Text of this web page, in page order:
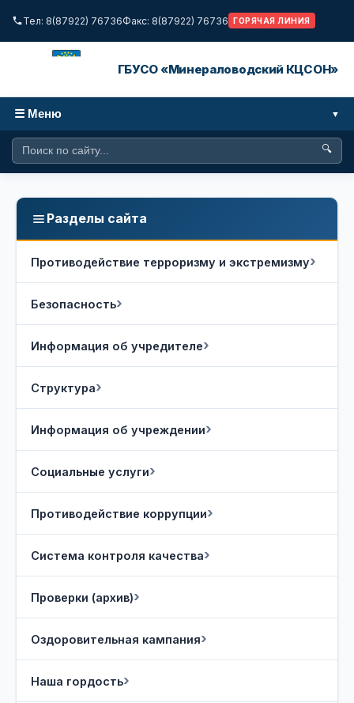
Тел: 8(87922) 76736Факс: 8(87922) 76736 ГОРЯЧАЯ ЛИНИЯ
ГБУСО «Минераловодский КЦСОН»
☰ Меню
🔍
Разделы сайта
Противодействие терроризму и экстремизму
Безопасность
Информация об учредителе
Структура
Информация об учреждении
Социальные услуги
Противодействие коррупции
Система контроля качества
Проверки (архив)
Оздоровительная кампания
Наша гордость